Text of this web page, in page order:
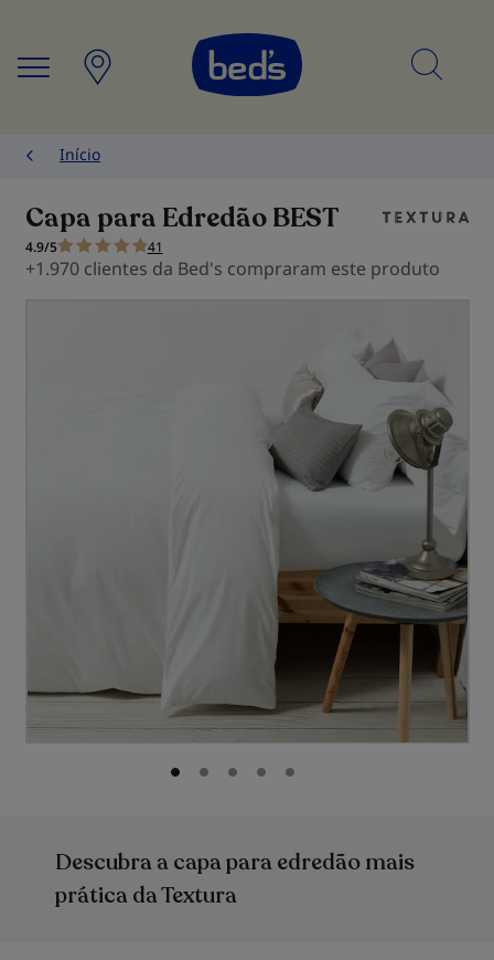
Início
Capa para Edredão BEST
4.9/5 41
+1.970 clientes da Bed's compraram este produto
início
Galeria
Descubra a capa para edredão mais
prática da Textura